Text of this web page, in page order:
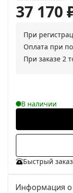
37 170
При
Оплата при
При заказе 2
В наличии
Быстрый
Информация о